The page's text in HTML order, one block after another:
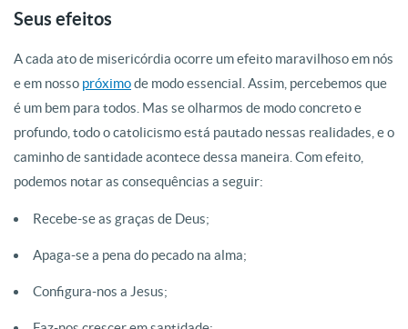
Seus efeitos
A cada ato de misericórdia ocorre um efeito maravilhoso em nós
e em nosso próximode modo essencial. Assim, percebemos que
é um bem para todos. Mas se olharmos de modo concreto e
profundo, todo o catolicismo está pautado nessas realidades, e o
caminho de santidade acontece dessa maneira. Com efeito,
podemos notar as consequências a seguir:
Recebe-se as graças de Deus;
Apaga-se a pena do pecado na alma;
Configura-nos a Jesus;